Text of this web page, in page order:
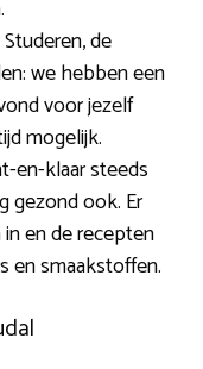
de
we hebben een
voor jezelf
mogelijk.
en-klaar steeds
gezond ook. Er
en de recepten
en smaakstoffen.